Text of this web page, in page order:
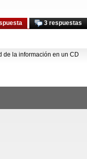
3 respuestas
de la información en un CD